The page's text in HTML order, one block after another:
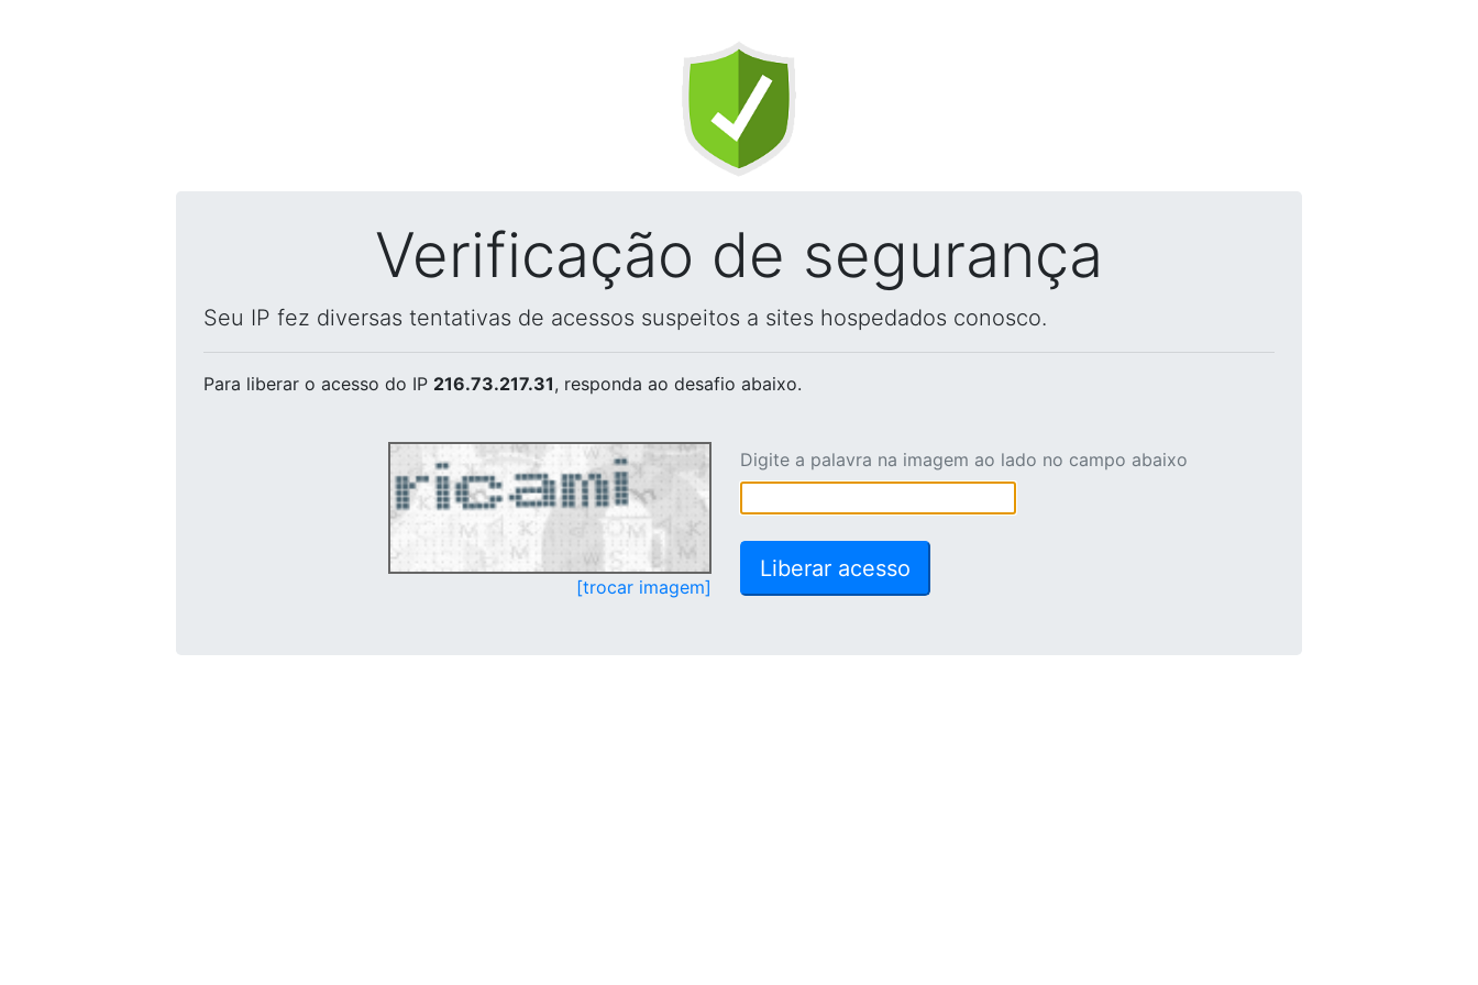
Verificação de segurança
Seu IP fez diversas tentativas de acessos suspeitos a sites hospedados conosco.
Para liberar o acesso do IP 216.73.217.31, responda ao desafio abaixo.
[trocar imagem]
Digite a palavra na imagem ao lado no campo abaixo